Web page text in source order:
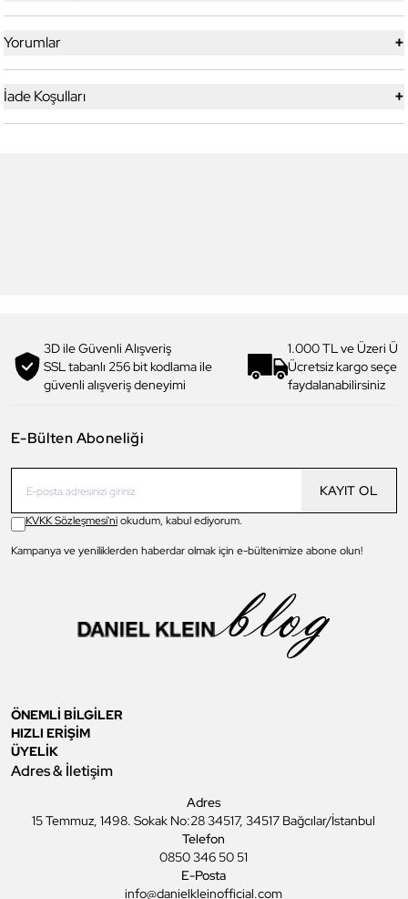
Yorumlar +
İade Koşulları +
3D ile Güvenli Alışveriş
SSL tabanlı 256 bit kodlama ile
güvenli alışveriş deneyimi
1.000 TL ve Üzeri
Ücretsiz kargo
faydalanabilirsiniz
E-Bülten Aboneliği
KAYIT OL
KVKK Sözleşmesi'niokudum, kabul ediyorum.
Kampanya ve yeniliklerden haberdar olmak için e-bültenimize abone olun!
ÖNEMLİ BİLGİLER
HIZLI ERİŞİM
ÜYELİK
Adres & İletişim
Adres
15 Temmuz, 1498. Sokak No:28 34517, 34517 Bağcılar/İstanbul
Telefon
0850 346 50 51
E-Posta
info@danielkleinofficial.com